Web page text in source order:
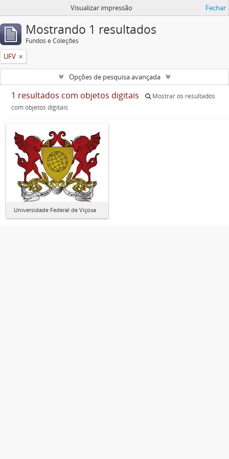
Visualizar impressão Fechar
Mostrando 1 resultados
Fundos e Coleções
UFV
Opções de pesquisa avançada
1 resultados com objetos digitais
Mostrar os resultados
com objetos digitais
Universidade Federal de Viçosa